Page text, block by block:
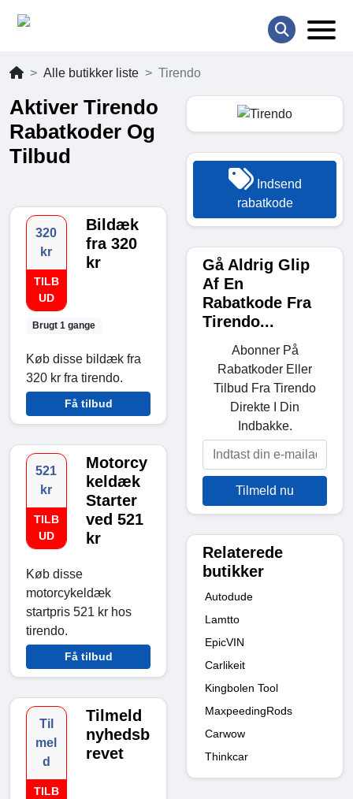
Alle butikker liste Tirendo
Aktiver Tirendo
Rabatkoder Og
Tilbud
320
kr
TILB
UD
Brugt 1 gange
Bildæk
fra 320
kr
Køb disse bildæk fra
320 kr fra tirendo.
Få tilbud
521
kr
TILB
UD
Motorcy
keldæk
Starter
ved 521
kr
Køb disse
motorcykeldæk
startpris 521 kr hos
tirendo.
Få tilbud
Til
mel
d
TILB
Tilmeld
nyhedsb
revet
Indsend
rabatkode
Gå Aldrig Glip
Af En
Rabatkode Fra
Tirendo...
Abonner På
Rabatkoder Eller
Tilbud Fra Tirendo
Direkte I Din
Indbakke.
Tilmeld nu
Relaterede
butikker
Autodude
Lamtto
EpicVIN
Carlikeit
Kingbolen Tool
MaxpeedingRods
Carwow
Thinkcar